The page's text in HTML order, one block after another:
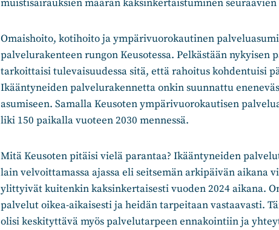
muistisairauksien määrän kaksinkertaistuminen
Omaishoito, kotihoito ja ympärivuorokautinen
palvelurakenteen rungon Keusotessa. Pelkästään
tarkoittaisi tulevaisuudessa sitä, että rahoitus kohdentuisi
Ikääntyneiden palvelurakennetta onkin suunnattu
asumiseen. Samalla Keusoten ympärivuorokautisen
liki 150 paikalla vuoteen 2030 mennessä.
Mitä Keusoten pitäisi vielä parantaa? Ikääntyneiden
lain velvoittamassa ajassa eli seitsemän arkipäivän aikana
ylittyivät kuitenkin kaksinkertaisesti vuoden 2024 aikana.
palvelut oikea-aikaisesti ja heidän tarpeitaan vastaavasti.
olisi keskityttävä myös palvelutarpeen ennakointiin ja